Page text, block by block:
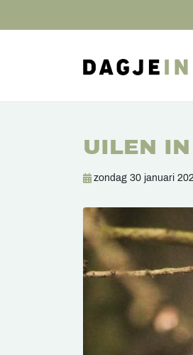
UILEN
zondag 30 januari